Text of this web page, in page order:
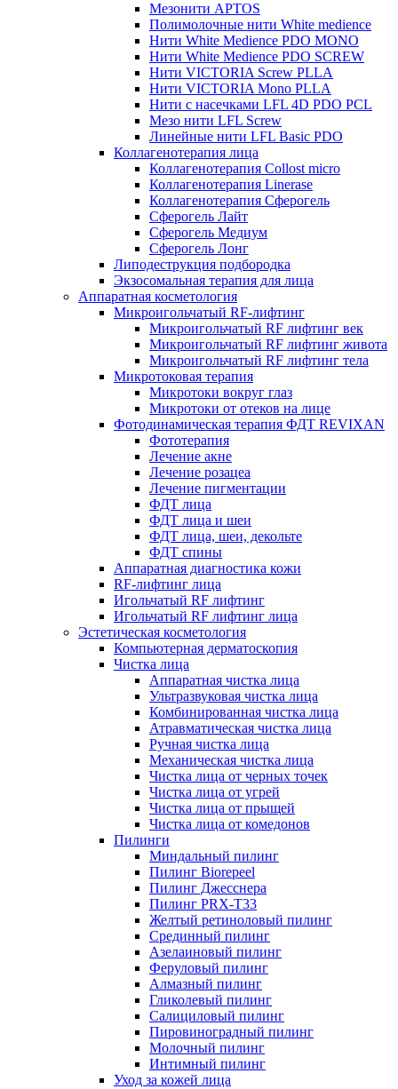
Мезонити APTOS
Полимолочные нити White medience
Нити White Medience PDO MONO
Нити White Medience PDO SCREW
Нити VICTORIA Screw PLLA
Нити VICTORIA Mono PLLA
Нити с насечками LFL 4D PDO PCL
Мезо нити LFL Screw
Линейные нити LFL Basic PDO
Коллагенотерапия лица
Коллагенотерапия Collost micro
Коллагенотерапия Linerase
Коллагенотерапия Сферогель
Сферогель Лайт
Сферогель Медиум
Сферогель Лонг
Липодеструкция подбородка
Экзосомальная терапия для лица
Аппаратная косметология
Микроигольчатый RF-лифтинг
Микроигольчатый RF лифтинг век
Микроигольчатый RF лифтинг живота
Микроигольчатый RF лифтинг тела
Микротоковая терапия
Микротоки вокруг глаз
Микротоки от отеков на лице
Фотодинамическая терапия ФДТ REVIXAN
Фототерапия
Лечение акне
Лечение розацеа
Лечение пигментации
ФДТ лица
ФДТ лица и шеи
ФДТ лица, шеи, декольте
ФДТ спины
Аппаратная диагностика кожи
RF-лифтинг лица
Игольчатый RF лифтинг
Игольчатый RF лифтинг лица
Эстетическая косметология
Компьютерная дерматоскопия
Чистка лица
Аппаратная чистка лица
Ультразвуковая чистка лица
Комбинированная чистка лица
Атравматическая чистка лица
Ручная чистка лица
Механическая чистка лица
Чистка лица от черных точек
Чистка лица от угрей
Чистка лица от прыщей
Чистка лица от комедонов
Пилинги
Миндальный пилинг
Пилинг Biorepeel
Пилинг Джесснера
Пилинг PRX-T33
Желтый ретиноловый пилинг
Срединный пилинг
Азелаиновый пилинг
Феруловый пилинг
Алмазный пилинг
Гликолевый пилинг
Салициловый пилинг
Пировиноградный пилинг
Молочный пилинг
Интимный пилинг
Уход за кожей лица